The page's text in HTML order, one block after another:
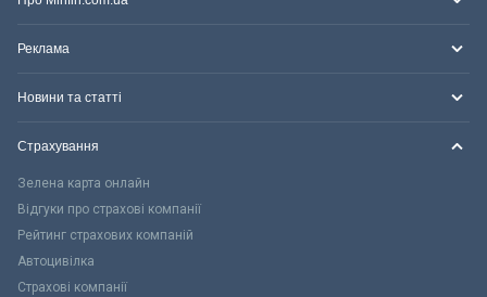
Реклама
Новини та статті
Страхування
Зелена карта онлайн
Відгуки про страхові компанії
Рейтинг страхових компаній
Автоцивілка
Страхові компанії